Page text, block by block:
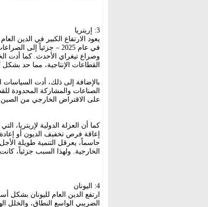
3: إريتريا
وصراع تيغراي الأحدث. كما أدت
القطاعات الإنتاجية، مما حد بشكل
بالإضافة إلى ذلك، أدت السياسات
الصناعات والمشاركة المحدودة
على الاقتراض الخارجي من الصين
كما أن العزلة الدولية لإريتريا،
إعاقة فرص تخفيف الديون أو إعادة
حاسماً، يعرقل التنمية طويلة
الخارجية. ولهذا السبب جزئياً،
4: اليونان
ارتفع الدين العام لليونان بشكل
الضريبي الواسع النطاق، والخلل